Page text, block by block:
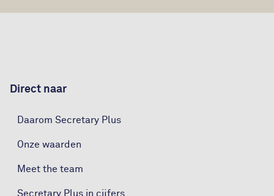
Direct naar
Daarom Secretary Plus
Onze waarden
Meet the team
Secretary Plus in cijfers